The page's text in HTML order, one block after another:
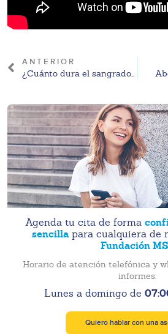
ANTERIOR
¿Cuánto dura el sangrado después de un aborto con misoprostol?
Agenda tu cita de forma
sencilla para cualquiera de
Fundación
Horario de atención telefónica y
informes:
Lunes a domingo de
Quiero hablar con una